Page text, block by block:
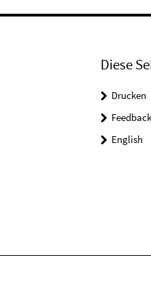
Diese
Drucken
Feedback
English